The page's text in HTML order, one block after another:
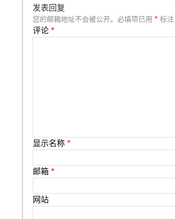
发表回复
您的邮箱地址不会被公开。 必填项已用 * 标注
评论 *
显示名称 *
邮箱 *
网站